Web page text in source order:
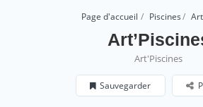
Page d'accueil Piscines
Art'Piscines
Sauvegarder